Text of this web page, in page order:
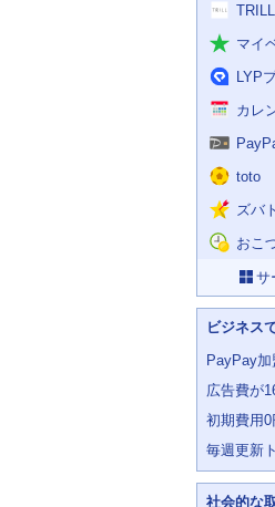
TRILL
マイ
LYP
カレ
toto
ズバ
おこ
サ
ビジネス
PayPay
広告費が
初期費用
毎週更新
社会的な